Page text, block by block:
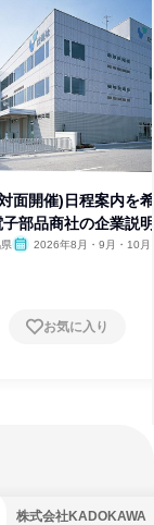
面開催)日程案内を希
部品商社の企業説
2026年8月・9月・10月
お気に入り
株式会社KADOKAWA